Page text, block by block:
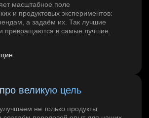
масштабное поле
и продуктовых экспериментов:
а задаём их. Так лучшие
превращаются в самые лучшие.
великую цель
не только продукты